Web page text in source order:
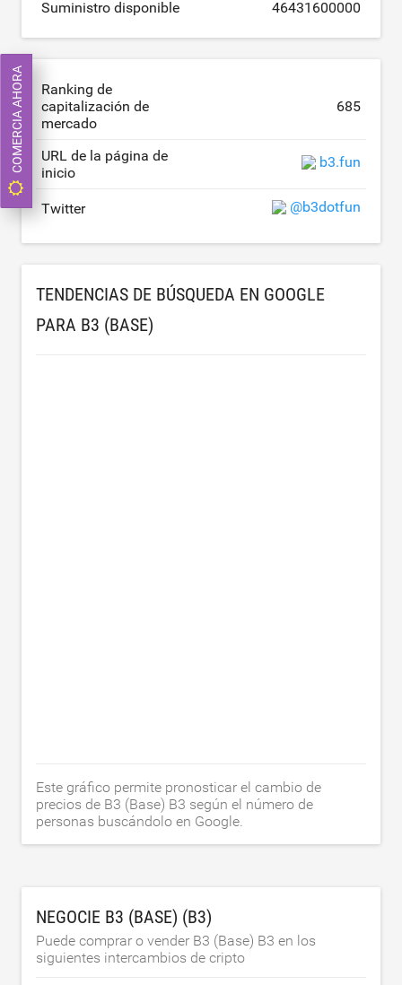
Suministro disponible 46431600000
Ranking de
capitalización de
mercado
685
URL de la página de
inicio
b3.fun
Twitter @b3dotfun
TENDENCIAS DE BÚSQUEDA EN GOOGLE
PARA B3 (BASE)
Este gráfico permite pronosticar el cambio de
precios de B3 (Base) B3 según el número de
personas buscándolo en Google.
NEGOCIE B3 (BASE) (B3)
Puede comprar o vender B3 (Base) B3 en los
siguientes intercambios de cripto
COMERCIA AHORA